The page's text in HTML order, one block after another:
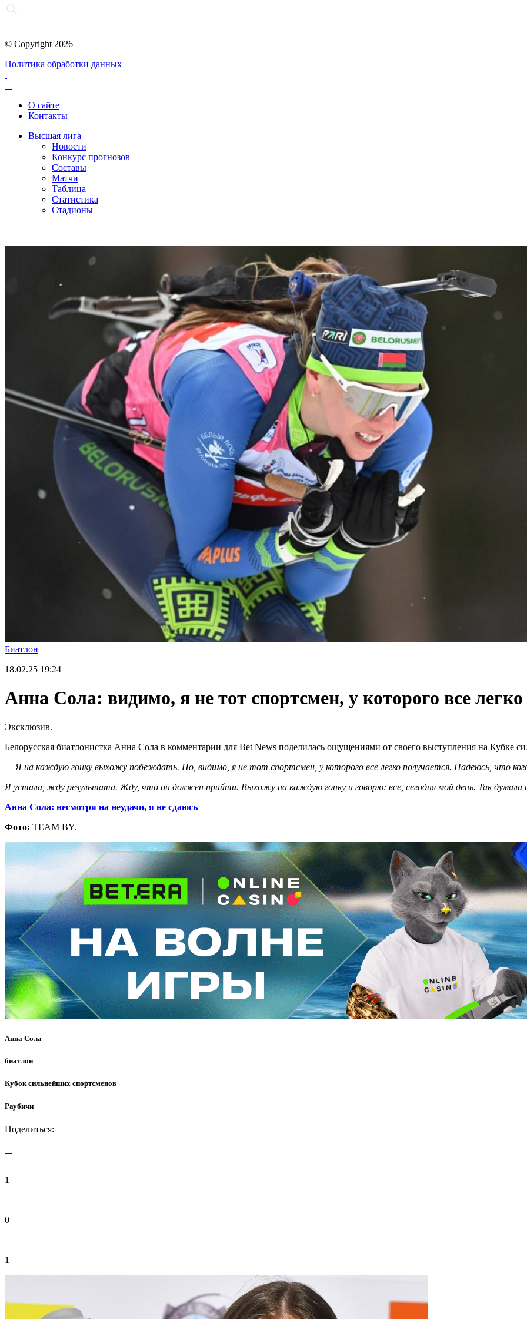
© Copyright 2026
Политика обработки данных
О сайте
Контакты
Высшая лига
Новости
Конкурс прогнозов
Составы
Матчи
Таблица
Статистика
Стадионы
Биатлон
18.02.25 19:24
Анна Сола: видимо, я не тот спортсмен, у которого все легко
Эксклюзив.
Белорусская биатлонистка Анна Сола в комментарии для Bet News поделилась ощущениями от своего выступления на Кубке
— Я на каждую гонку выхожу побеждать. Но, видимо, я не тот спортсмен, у которого все легко получается. Надеюсь, что
Я устала, жду результата. Жду, что он должен прийти. Выхожу на каждую гонку и говорю: все, сегодня мой день. Так думала
Анна Сола: несмотря на неудачи, я не сдаюсь
Фото: TEAM BY.
Анна Сола
биатлон
Кубок сильнейших спортсменов
Раубичи
Поделиться:
1
0
1